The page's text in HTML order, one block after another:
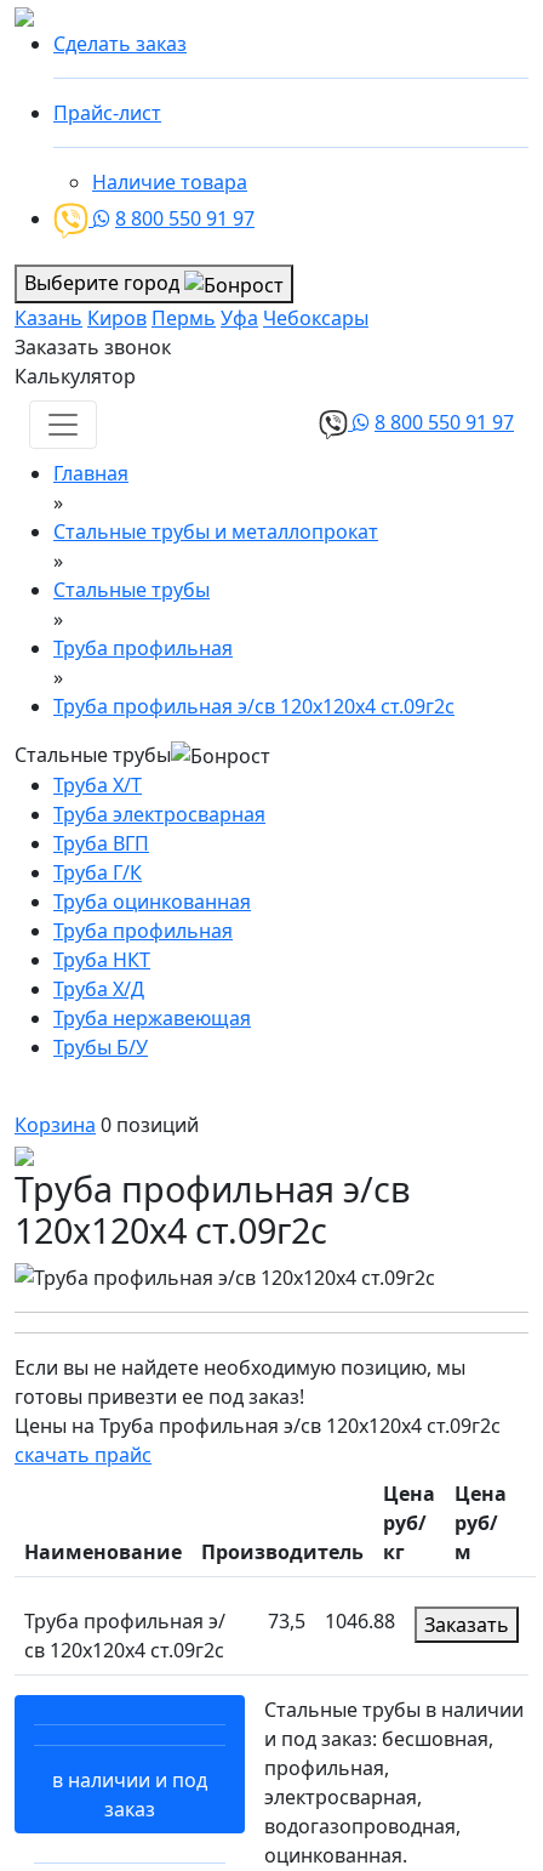
Сделать заказ
Прайс-лист
Наличие товара
8 800 550 91 97
Выберите город
Казань Киров Пермь Уфа Чебоксары
Заказать звонок
Калькулятор
8 800 550 91 97
Главная
»
Стальные трубы и металлопрокат
»
Стальные трубы
»
Труба профильная
»
Труба профильная э/св 120х120х4 ст.09г2с
Стальные трубы
Труба Х/Т
Труба электросварная
Труба ВГП
Труба Г/К
Труба оцинкованная
Труба профильная
Труба НКТ
Труба Х/Д
Труба нержавеющая
Трубы Б/У
Корзина 0 позиций
Труба профильная э/св
120х120х4 ст.09г2с
Если вы не найдете необходимую позицию, мы
готовы привезти ее под заказ!
Цены на Труба профильная э/св 120х120х4 ст.09г2с
скачать прайс
Наименование Производитель
Цена
руб/
кг
Цена
руб/
м
Труба профильная э/
св 120х120х4 ст.09г2с
73,5 1046.88 Заказать
в наличии и под
заказ
Стальные трубы в наличии
и под заказ: бесшовная,
профильная,
электросварная,
водогазопроводная,
оцинкованная.